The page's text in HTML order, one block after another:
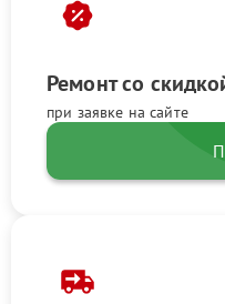
Ремонт со
при заявке на сайте